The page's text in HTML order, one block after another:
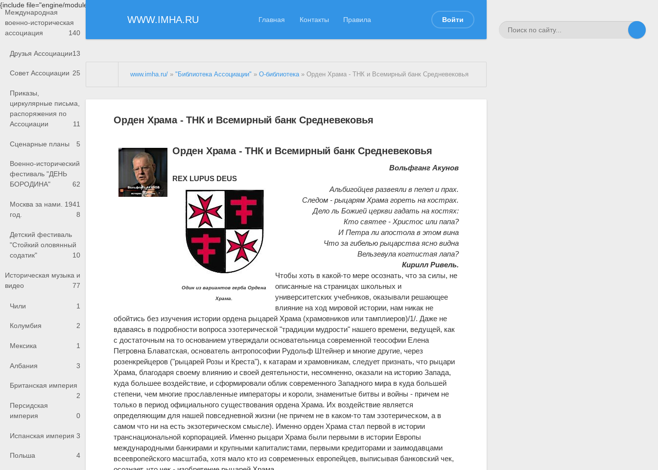
{include file="engine/modules/saperu/head.php"}
WWW.IMHA.RU Главная Контакты Правила Войти
Международная
военно-историческая
ассоциация
140
Друзья Ассоциации13
Совет Ассоциации 25
Приказы,
циркулярные письма,
распоряжения по
Ассоциации
11
Сценарные планы 5
Военно-исторический
фестиваль "ДЕНЬ
БОРОДИНА"
62
Москва за нами. 1941
год.
8
Детский фестиваль
"Стойкий оловянный
содатик"
10
Историческая музыка и
видео
77
Чили 1
Колумбия 2
Мексика 1
Албания 3
Британская империя
2
Персидская
империя
0
Испанская империя 3
Польша 4
www.imha.ru/ »"Библиотека Ассоциации" »О-библиотека» Орден Храма - ТНК и Всемирный банк Средневековья
Орден Храма - ТНК и Всемирный банк Средневековья
Орден Храма - ТНК и Всемирный банк Средневековья
Вольфганг Акунов
REX LUPUS DEUS
Один из вариантов герба Ордена
Храма.
Альбигойцев развеяли в пепел и прах.
Следом - рыцарям Храма гореть на кострах.
Дело ль Божией церкви гадать на костях:
Кто святее - Христос или папа?
И Петра ли апостола в этом вина
Что за гибелью рыцарства ясно видна
Вельзевула когтистая лапа?
Кирилл Ривель.
Чтобы хоть в какой-то мере осознать, что за силы, не
описанные на страницах школьных и
университетских учебников, оказывали решающее
влияние на ход мировой истории, нам никак не
обойтись без изучения истории ордена рыцарей Храма (храмовников или тамплиеров)/1/. Даже не
вдаваясь в подробности вопроса эзотерической "традиции мудрости" нашего времени, ведущей, как
с достаточным на то основанием утверждали основательница современной теософии Елена
Петровна Блаватская, основатель антропософии Рудольф Штейнер и многие другие, через
розенкрейцеров ("рыцарей Розы и Креста"), к катарам и храмовникам, следует признать, что рыцари
Храма, благодаря своему влиянию и своей деятельности, несомненно, оказали на историю Запада,
куда большее воздействие, и сформировали облик современного Западного мира в куда большей
степени, чем многие прославленные императоры и короли, знаменитые битвы и войны - причем не
только в период официального существования ордена Храма. Их воздействие является
определяющим для нашей повседневной жизни (не причем не в каком-то там эзотерическом, а в
самом что ни на есть экзотерическом смысле). Именно орден Храма стал первой в истории
транснациональной корпорацией. Именно рыцари Храма были первыми в истории Европы
международными банкирами и крупными капиталистами, первыми кредиторами и заимодавцами
всеевропейского масштаба, хотя мало кто из современных европейцев, выписывая банковский чек,